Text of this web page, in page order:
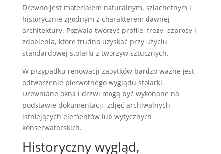
Drewno jest materiałem naturalnym, szlachetnym i
historycznie zgodnym z charakterem dawnej
architektury. Pozwala tworzyć profile, frezy, szprosy i
zdobienia, które trudno uzyskać przy użyciu
standardowej stolarki z tworzyw sztucznych.
W przypadku renowacji zabytków bardzo ważne jest
odtworzenie pierwotnego wyglądu stolarki.
Drewniane okna i drzwi mogą być wykonane na
podstawie dokumentacji, zdjęć archiwalnych,
istniejących elementów lub wytycznych
konserwatorskich.
Historyczny wygląd,